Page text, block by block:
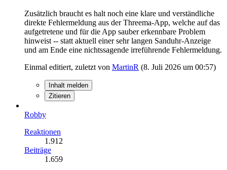
Zusätzlich braucht es halt noch eine klare und verständliche
direkte Fehlermeldung aus der Threema-App, welche auf das
aufgetretene und für die App sauber erkennbare Problem
hinweist -- statt aktuell einer sehr langen Sanduhr-Anzeige
und am Ende eine nichtssagende irreführende Fehlermeldung.
Einmal editiert, zuletzt von MartinR (8. Juli 2026 um 00:57)
Inhalt melden
Zitieren
Robby
Reaktionen
1.912
Beiträge
1.659